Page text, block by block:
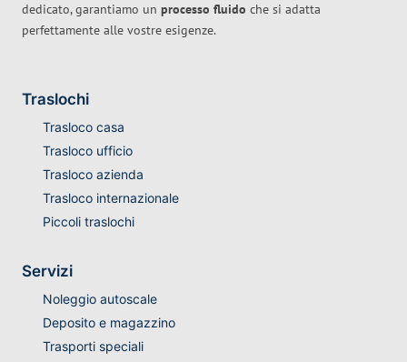
dedicato, garantiamo un processo fluido che si adatta
perfettamente alle vostre esigenze.
Traslochi
Trasloco casa
Trasloco ufficio
Trasloco azienda
Trasloco internazionale
Piccoli traslochi
Servizi
Noleggio autoscale
Deposito e magazzino
Trasporti speciali